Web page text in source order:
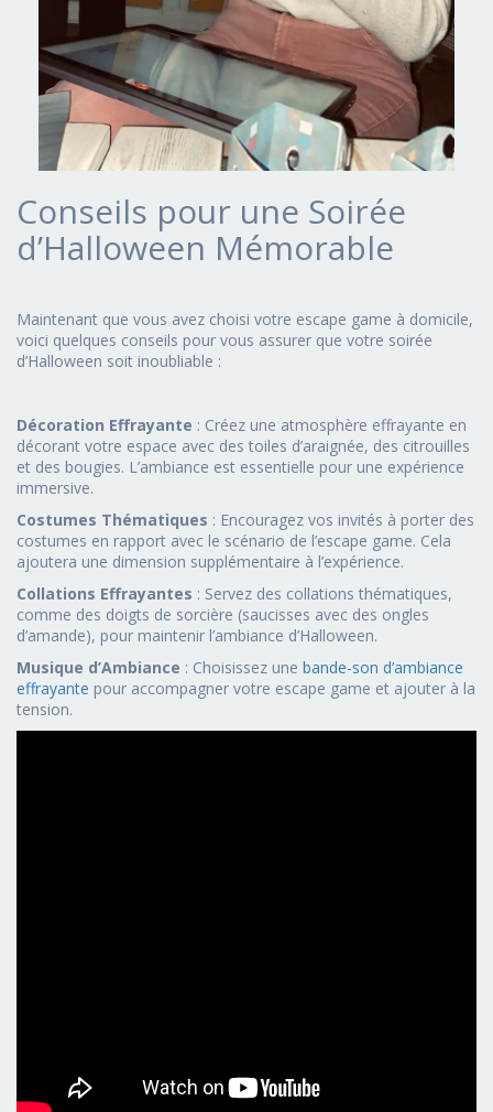
Conseils pour une Soirée
d’Halloween Mémorable
Maintenant que vous avez choisi votre escape game à domicile,
voici quelques conseils pour vous assurer que votre soirée
d’Halloween soit inoubliable :
Décoration Effrayante : Créez une atmosphère effrayante en
décorant votre espace avec des toiles d’araignée, des citrouilles
et des bougies. L’ambiance est essentielle pour une expérience
immersive.
Costumes Thématiques : Encouragez vos invités à porter des
costumes en rapport avec le scénario de l’escape game. Cela
ajoutera une dimension supplémentaire à l’expérience.
Collations Effrayantes : Servez des collations thématiques,
comme des doigts de sorcière (saucisses avec des ongles
d’amande), pour maintenir l’ambiance d’Halloween.
Musique d’Ambiance : Choisissez une bande-son d’ambiance
effrayante pour accompagner votre escape game et ajouter à la
tension.